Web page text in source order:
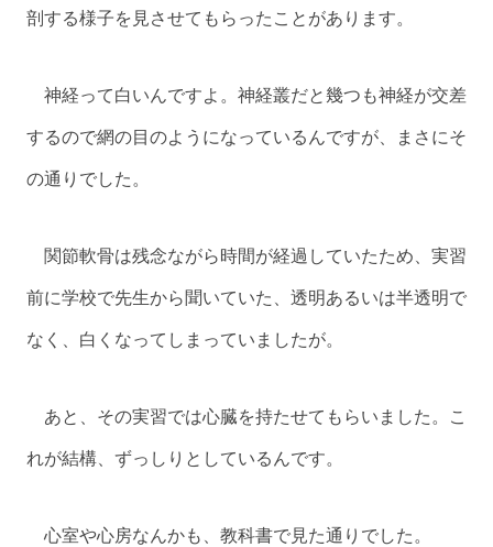
剖する様子を見させてもらったことがあります。
神経って白いんですよ。神経叢だと幾つも神経が交差
するので網の目のようになっているんですが、まさにそ
の通りでした。
関節軟骨は残念ながら時間が経過していたため、実習
前に学校で先生から聞いていた、透明あるいは半透明で
なく、白くなってしまっていましたが。
あと、その実習では心臓を持たせてもらいました。こ
れが結構、ずっしりとしているんです。
心室や心房なんかも、教科書で見た通りでした。